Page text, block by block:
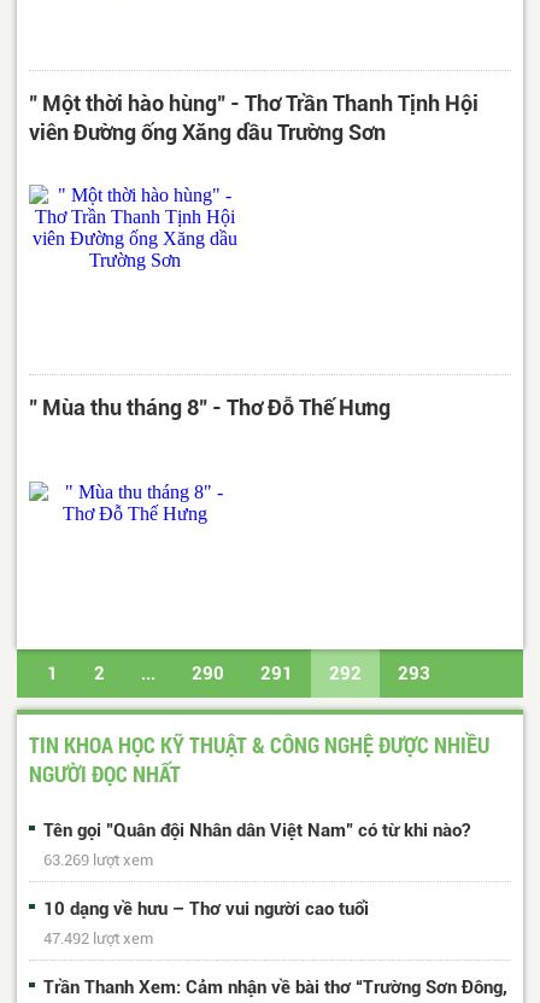
" Một thời hào hùng" - Thơ Trần Thanh Tịnh Hội
viên Đường ống Xăng dầu Trường Sơn
" Mùa thu tháng 8" - Thơ Đỗ Thế Hưng
1 2 ... 290 291 292 293
294 ... 487 488 Trang cuối
TIN KHOA HỌC KỸ THUẬT & CÔNG NGHỆ ĐƯỢC NHIỀU
NGƯỜI ĐỌC NHẤT
Tên gọi "Quân đội Nhân dân Việt Nam" có từ khi nào?
63.269 lượt xem
10 dạng về hưu – Thơ vui người cao tuổi
47.492 lượt xem
Trần Thanh Xem: Cảm nhận về bài thơ “Trường Sơn Đông,